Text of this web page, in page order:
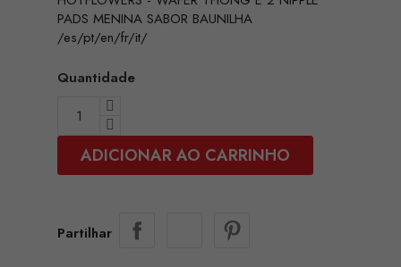
PADS MENINA SABOR BAUNILHA
/es/pt/en/fr/it/
Quantidade
ADICIONAR AO CARRINHO
Partilhar